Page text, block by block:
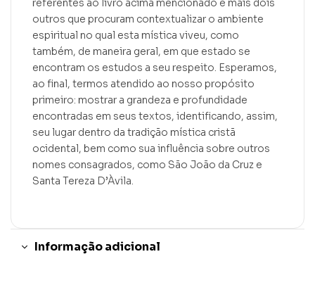
referentes ao livro acima mencionado e mais dois
outros que procuram contextualizar o ambiente
espiritual no qual esta mística viveu, como
também, de maneira geral, em que estado se
encontram os estudos a seu respeito. Esperamos,
ao final, termos atendido ao nosso propósito
primeiro: mostrar a grandeza e profundidade
encontradas em seus textos, identificando, assim,
seu lugar dentro da tradição mística cristã
ocidental, bem como sua influência sobre outros
nomes consagrados, como São João da Cruz e
Santa Tereza D’Àvila.
Informação adicional